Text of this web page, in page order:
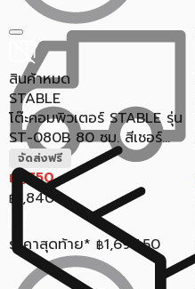
สินค้าหมด
STABLE
โต๊ะคอมพิวเตอร์ STABLE รุ่น
ST-080B 80 ซม. สีเชอร์...
จัดส่งฟรี
฿ 1,750
฿ 1,840
ราคาสุดท้าย* ฿1,697.50